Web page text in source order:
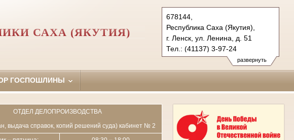
развернуть
678144,
Республика Саха (Якутия),
г. Ленск, ул. Ленина, д. 51
Тел.: (41137) 3-97-24
lensk.jak@sudrf.ru
САХА (ЯКУТИЯ)
ГОСПОШЛИНЫ
ОТДЕЛ ДЕЛОПРОИЗВОДСТВА
выдача справок, копий решений суда) кабинет № 2